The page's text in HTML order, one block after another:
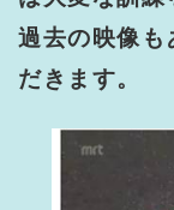
過去の映像も
だきます。